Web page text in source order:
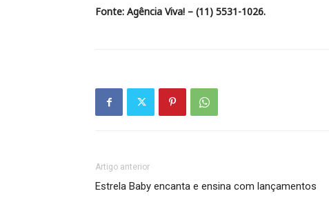
Fonte: Agência Viva! – (11) 5531-1026.
Artigo anterior
Estrela Baby encanta e ensina com lançamentos